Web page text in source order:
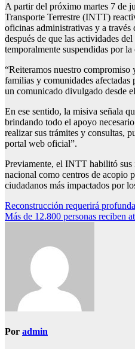
A partir del próximo martes 7 de
Transporte Terrestre (INTT)
oficinas administrativas y a través
después de que las actividades
temporalmente suspendidas por la
“Reiteramos nuestro compromiso
familias y comunidades afectadas
un comunicado divulgado desde
En ese sentido, la misiva señala
brindando todo el apoyo
realizar sus trámites y consultas,
portal web oficial”.
Previamente, el INTT habilitó
nacional como centros de acopio
ciudadanos más impactados por
Navegación
de
Reconstrucción requerirá
Más de 12.800 personas reciben
Por admin